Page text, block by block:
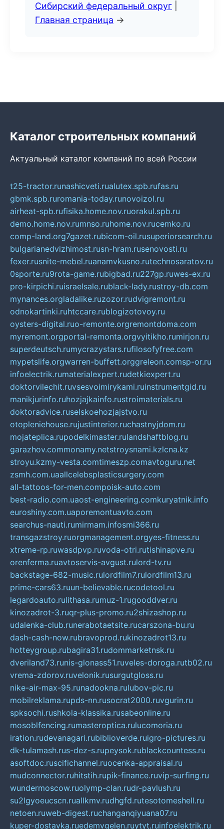
Сибирский федеральный округ
Главная страница →
Каталог строительных компаний
Актуальный каталог компаний по всей России
t25-tractor.runashicveti.rualutex.spb.rufas.ru
gbmk.spb.ruromania-today.runovoizol.ru
airheat-spb.rufisika.home.nov.ruorakul.spb.ru
demo.home.nov.rumnso.ruhome.nov.rucemko.ru
comp-land.org7gazet.rubicom-oil.rusuperiorsearch.ru
bulgarianedvizhimost.rusn-hram.rusenovosti.ru
fexer.rusnite-mebel.ruanamvkusno.rutechnosaratov.ru
0sporte.ru9rota-game.rubigbad.ru227gp.ruwes-ex.ru
pro-kirpichi.ruisraelsale.rublack-lady.rustroy-db.com
mynances.orgladalike.ruzozor.rudvigremont.ru
odnokartinki.ruhtccare.rublogizotovoy.ru
oysters-digital.ruo-remonte.orgremontdoma.com
myremont.orgportal-remonta.orgvyitikho.rumirjon.ru
superdeutsch.rumycrazystars.rufilosofyfree.com
mypetslife.orgwarren-buffett.orggreleon.comsp-or.ru
infoelectrik.rumaterialexpert.rudetkiexpert.ru
doktorvilechit.ruvsesvoimirykami.ruinstrumentgid.ru
manikjurinfo.ruhozjajkainfo.rustroimaterials.ru
doktoradvice.ruselskoehozjajstvo.ru
otopleniehouse.rujustinterior.ruchastnyjdom.ru
mojateplica.rupodelkimaster.rulandshaftblog.ru
garazhov.commonamy.netstroysnami.kzlcna.kz
stroyu.kzmy-vesta.comtimeszp.comavtoguru.net
zsmh.com.uaallcelebsplasticsurgery.com
all-tattoos-for-men.compoisk-auto.com
best-radio.com.uaost-engineering.comkuryatnik.info
euroshiny.com.uaporemontuavto.com
searchus-nauti.rumirmam.infosmi366.ru
transgazstroy.ruorgmanagement.orgyes-fitness.ru
xtreme-rp.ruwasdpvp.ruvoda-otri.rutishinapve.ru
orenferma.ruavtoservis-avgust.rulord-tv.ru
backstage-682-music.rulordfilm7.rulordfilm13.ru
prime-cars63.ruun-believable.rucodetool.ru
legardoauto.rulithasa.rumuz-1.rugooddver.ru
kinozadrot-3.ruqr-plus-promo.ru2shizashop.ru
udalenka-club.runerabotaetsite.rucarszona-bu.ru
dash-cash-now.rubravoprod.rukinozadrot13.ru
hotteygroup.rubagira31.rudommarketnsk.ru
dveriland73.runis-glonass51.ruveles-doroga.rutb02.ru
vrema-zdorov.ruvelonik.rusurgutgloss.ru
nike-air-max-95.runadookna.rulubov-pic.ru
mobilreklama.rupds-nn.rusocrat2000.ruvgurin.ru
spksochi.rushkola-klassika.rusabeonline.ru
mosoblfencing.rumasteroptica.rulucomoria.ru
iration.rudevanagari.rubiblioverde.ruigro-pictures.ru
dk-tulamash.rus-dez-s.rupeysok.rublackcountess.ru
asoftdoc.ruscifichannel.ruocenka-appraisal.ru
mudconnector.ruhitstih.rupik-finance.ruvip-surfing.ru
wundermoscow.ruolymp-clan.rudr-pavlush.ru
su2lgyoeucscn.ruallkmv.rudhgfd.rutesotomeshell.ru
netoen.ruweb-digest.ruchanganqiyuana07.ru
kuper-dostavka.ruedemvgelen.ruytyt.ruinfoelektrik.ru